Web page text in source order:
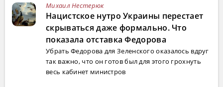
Михаил Нестерюк
Нацистское нутро Украины перестает
скрываться даже формально. Что
показала отставка Федорова
Убрать Федорова для Зеленского оказалось вдруг
так важно, что он готов был для этого грохнуть
весь кабинет министров